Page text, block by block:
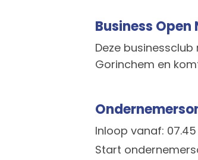
Business Open
Deze
Gorinchem en
Inloop vanaf:
Start